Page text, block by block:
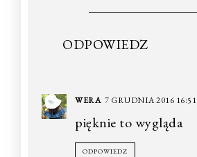
ODPOWIEDZ
WERA 7 GRUDNIA 2016 16:51
pięknie to wygląda
ODPOWIEDZ